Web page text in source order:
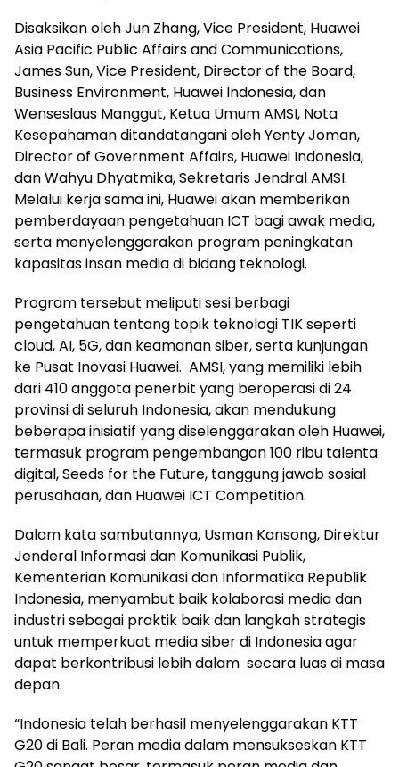
Disaksikan oleh Jun Zhang, Vice President, Huawei
Asia Pacific Public Affairs and Communications,
James Sun, Vice President, Director of the Board,
Business Environment, Huawei Indonesia, dan
Wenseslaus Manggut, Ketua Umum AMSI, Nota
Kesepahaman ditandatangani oleh Yenty Joman,
Director of Government Affairs, Huawei Indonesia,
dan Wahyu Dhyatmika, Sekretaris Jendral AMSI.
Melalui kerja sama ini, Huawei akan memberikan
pemberdayaan pengetahuan ICT bagi awak media,
serta menyelenggarakan program peningkatan
kapasitas insan media di bidang teknologi.
Program tersebut meliputi sesi berbagi
pengetahuan tentang topik teknologi TIK seperti
cloud, AI, 5G, dan keamanan siber, serta kunjungan
ke Pusat Inovasi Huawei. AMSI, yang memiliki lebih
dari 410 anggota penerbit yang beroperasi di 24
provinsi di seluruh Indonesia, akan mendukung
beberapa inisiatif yang diselenggarakan oleh Huawei,
termasuk program pengembangan 100 ribu talenta
digital, Seeds for the Future, tanggung jawab sosial
perusahaan, dan Huawei ICT Competition.
Dalam kata sambutannya, Usman Kansong, Direktur
Jenderal Informasi dan Komunikasi Publik,
Kementerian Komunikasi dan Informatika Republik
Indonesia, menyambut baik kolaborasi media dan
industri sebagai praktik baik dan langkah strategis
untuk memperkuat media siber di Indonesia agar
dapat berkontribusi lebih dalam secara luas di masa
depan.
“Indonesia telah berhasil menyelenggarakan KTT
G20 di Bali. Peran media dalam mensukseskan KTT